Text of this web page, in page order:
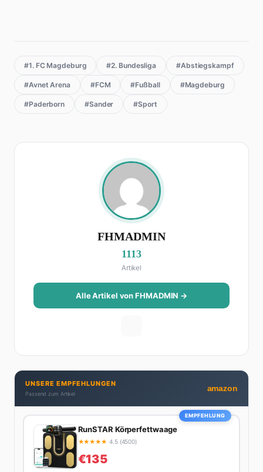
#1. FC Magdeburg #2. Bundesliga #Abstiegskampf
#Avnet Arena #FCM #Fußball #Magdeburg
#Paderborn #Sander #Sport
FHMADMIN
1113
Artikel
Alle Artikel von FHMADMIN →
UNSERE EMPFEHLUNGEN
Passend zum Artikel
amazon
EMPFEHLUNG
RunSTAR Körperfettwaage
★★★★★ 4.5 (4500)
€135